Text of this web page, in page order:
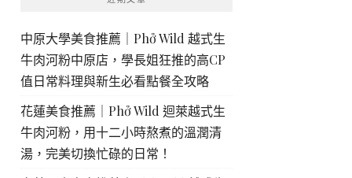
中原大學美食推薦｜Phở Wild 越式生
牛肉河粉中原店，學長姐狂推的高CP
值日常料理與新生必看點餐全攻略
花蓮美食推薦｜Phở Wild 迴萊越式生
牛肉河粉，用十二小時熬煮的溫潤清
湯，完美切換忙碌的日常！